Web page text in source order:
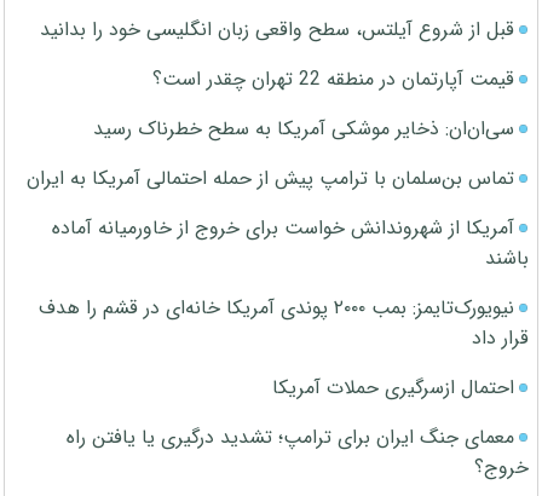
قبل از شروع آیلتس، سطح واقعی زبان انگلیسی خود را بدانید
قیمت آپارتمان در منطقه 22 تهران چقدر است؟
سی‌ان‌ان: ذخایر موشکی آمریکا به سطح خطرناک رسید
تماس بن‌سلمان با ترامپ پیش از حمله احتمالی آمریکا به ایران
آمریکا از شهروندانش خواست برای خروج از خاورمیانه آماده
باشند
نیویورک‌تایمز: بمب ۲۰۰۰ پوندی آمریکا خانه‌ای در قشم را هدف
قرار داد
احتمال ازسرگیری حملات آمریکا
معمای جنگ ایران برای ترامپ؛ تشدید درگیری یا یافتن راه
خروج؟